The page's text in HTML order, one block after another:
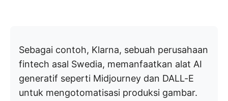
Sebagai contoh, Klarna, sebuah perusahaan
fintech asal Swedia, memanfaatkan alat AI
generatif seperti Midjourney dan DALL-E
untuk mengotomatisasi produksi gambar.